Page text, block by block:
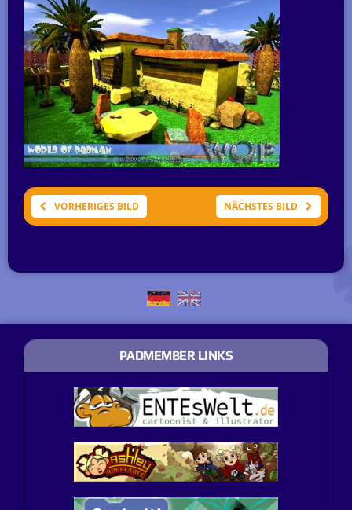
VORHERIGES BILD NÄCHSTES BILD
PADMEMBER LINKS